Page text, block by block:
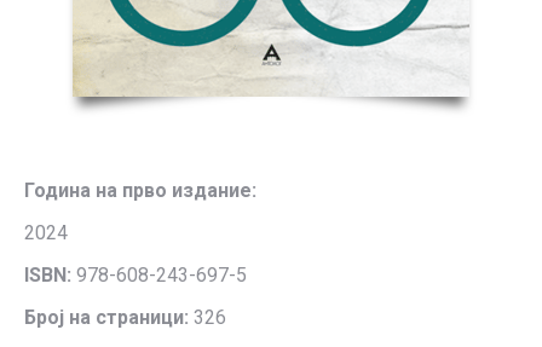
Година на прво издание:
2024
ISBN: 978-608-243-697-5
Број на страници: 326